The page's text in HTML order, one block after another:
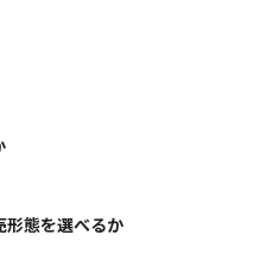
形態を選べるか